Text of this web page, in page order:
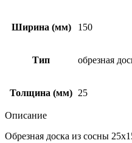
Ширина (мм) 150
Тип обрезная
Толщина (мм) 25
Описание
Обрезная доска из сосны